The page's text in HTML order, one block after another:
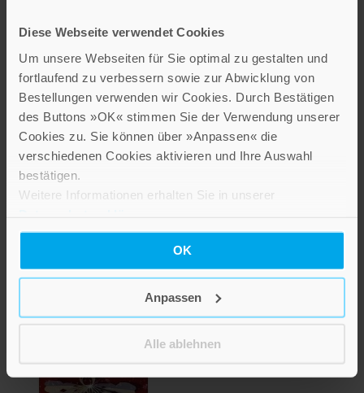
Diese Webseite verwendet Cookies
Um unsere Webseiten für Sie optimal zu gestalten und
fortlaufend zu verbessern sowie zur Abwicklung von
Bestellungen verwenden wir Cookies. Durch Bestätigen
des Buttons »OK« stimmen Sie der Verwendung unserer
Cookies zu. Sie können über »Anpassen« die
verschiedenen Cookies aktivieren und Ihre Auswahl
bestätigen.
Weitere Informationen erhalten Sie in unserer
OK
Anpassen
Alle ablehnen
2,80 €
Inkl. 19% MwSt. ,exkl.Versandkosten
2,80 €
Inkl. 19% MwSt.,exkl.Versandkosten